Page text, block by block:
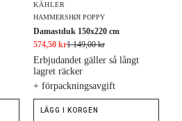
KÄHLER
HAMMERSHØI POPPY
Damastduk 150x220 cm
574,50 kr1 149,00 kr
+ förpackningsavgift
Erbjudandet gäller så långt
lagret räcker
LÄGG I KORGEN